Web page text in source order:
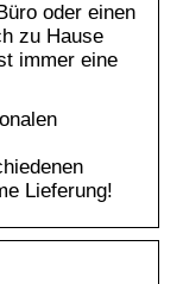
oder einen
zu Hause
immer eine
Lieferung!